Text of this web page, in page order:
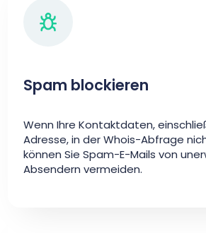
Spam blockieren
Wenn Ihre Kontaktdaten,
Adresse, in der Whois-Abfrage
können Sie Spam-E-Mails von
Absendern vermeiden.